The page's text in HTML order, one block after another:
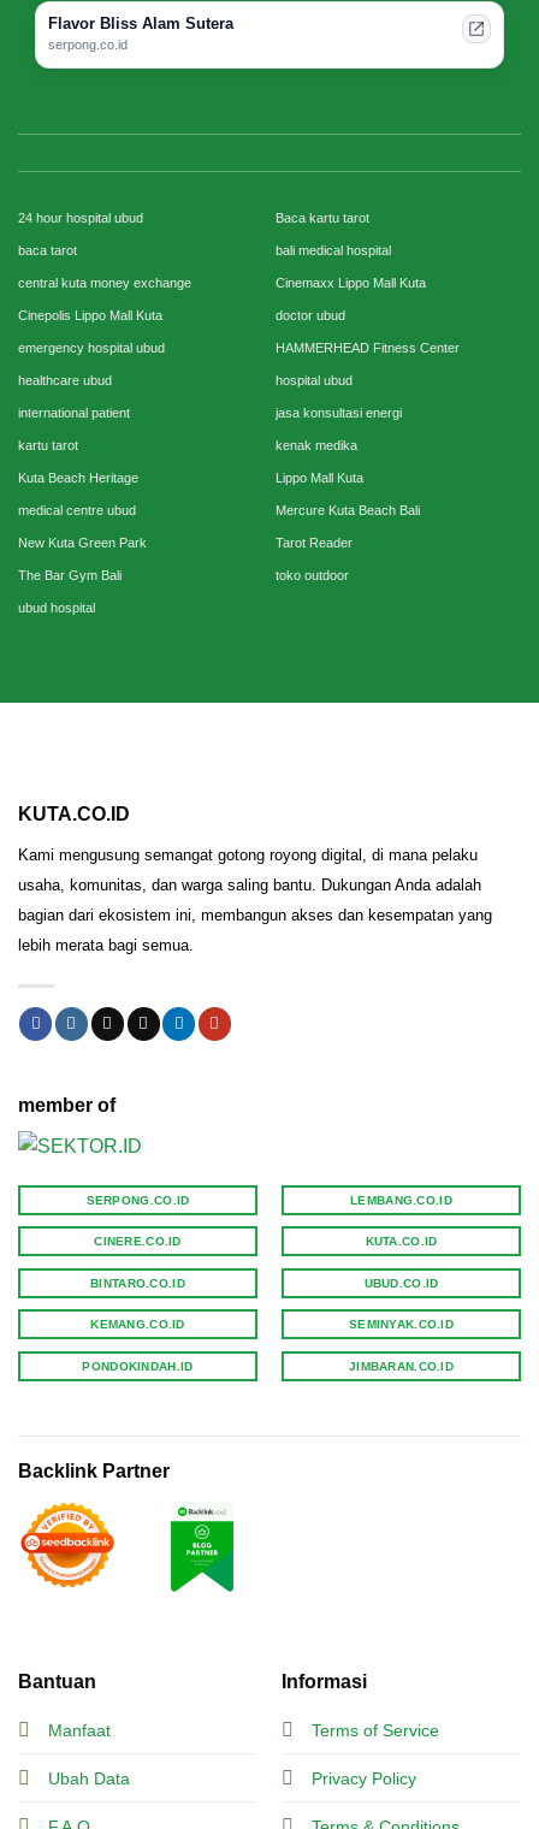
Flavor Bliss Alam Sutera
serpong.co.id
24 hour hospital ubud Baca kartu tarot
baca tarot bali medical hospital
central kuta money exchange Cinemaxx Lippo Mall Kuta
Cinepolis Lippo Mall Kuta doctor ubud
emergency hospital ubud HAMMERHEAD Fitness Center
healthcare ubud hospital ubud
international patient jasa konsultasi energi
kartu tarot kenak medika
Kuta Beach Heritage Lippo Mall Kuta
medical centre ubud Mercure Kuta Beach Bali
New Kuta Green Park Tarot Reader
The Bar Gym Bali toko outdoor
ubud hospital
KUTA.CO.ID
Kami mengusung semangat gotong royong digital, di mana pelaku
usaha, komunitas, dan warga saling bantu. Dukungan Anda adalah
bagian dari ekosistem ini, membangun akses dan kesempatan yang
lebih merata bagi semua.
Bantuan
Manfaat
Ubah Data
Informasi
Terms of Service
Privacy Policy
member of
SERPONG.CO.ID
CINERE.CO.ID
BINTARO.CO.ID
KEMANG.CO.ID
PONDOKINDAH.ID
LEMBANG.CO.ID
KUTA.CO.ID
UBUD.CO.ID
SEMINYAK.CO.ID
JIMBARAN.CO.ID
Backlink Partner